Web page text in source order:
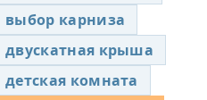
выбор карниза
двускатная крыша
детская комната